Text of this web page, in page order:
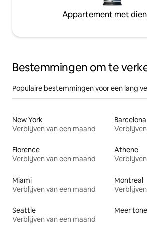
Appartement met
Bestemmingen om te
Populaire bestemmingen voor een lang
New York
Verblijven van een maand
Barcelona
Florence
Verblijven van een maand
Athene
Miami
Verblijven van een maand
Montreal
Seattle
Verblijven van een maand
Meer